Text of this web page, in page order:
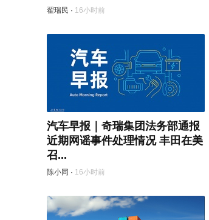
翟瑞民 · 16小时前
汽车早报｜奇瑞集团法务部通报
近期网谣事件处理情况 丰田在美
召...
陈小同 · 16小时前